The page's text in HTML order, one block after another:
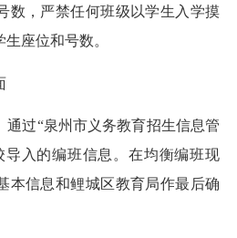
数，严禁任何班级以学生入学摸
座位和号数。
过“泉州市义务教育招生信息管
导入的编班信息。在均衡编班现
本信息和鲤城区教育局作最后确